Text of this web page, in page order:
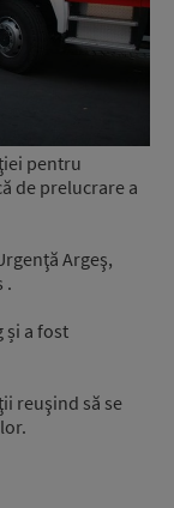
pentru
de prelucrare a
Argeş,
.
și a fost
reuşind să se